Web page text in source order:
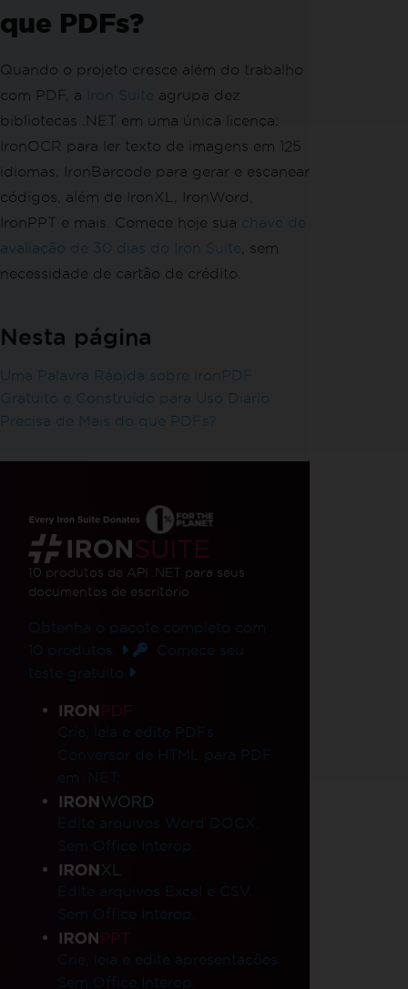
que PDFs?
Quando o projeto cresce além do trabalho
com PDF, a
Iron Suite agrupa dez
bibliotecas .NET em uma única licença:
IronOCR para ler texto de imagens em 125
idiomas, IronBarcode para gerar e escanear
códigos, além de IronXL, IronWord,
IronPPT e mais. Comece hoje sua chave de
avaliação de 30 dias do Iron Suite , sem
necessidade de cartão de crédito.
Nesta página
Uma Palavra Rápida sobre IronPDF
Gratuito e Construído para Uso Diário
Precisa de Mais do que PDFs?
10 produtos de API .NET para seus
documentos de escritório
Obtenha o pacote completo com
10 produtos.
Comece seu
teste gratuito
Links de produtos
Crie, leia e edite PDFs.
Conversor de HTML para PDF
em .NET.
Edite arquivos Word DOCX.
Sem Office Interop.
Edite arquivos Excel e CSV.
Sem Office Interop.
Crie, leia e edite apresentações.
Sem Office Interop.